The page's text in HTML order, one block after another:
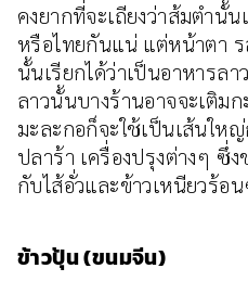
คงยากที่จะเถียงว่าส้มตำนั้
หรือไทยกันแน่ แต่หน้าตา
นั้นเรียกได้ว่าเป็นอาหารล
ลาวนั้นบางร้านอาจจะเติม
มะละกอก็จะใช้เป็นเส้นใหญ่
ปลาร้า เครื่องปรุงต่างๆ ซึ่
กับไส้อั่วและข้าวเหนียวร้อ
ข้าวปุ้น (ขนมจีน)